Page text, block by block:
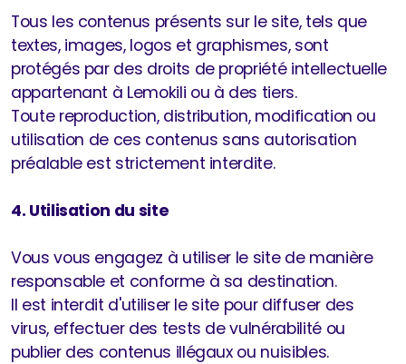
Tous les contenus présents sur le site, tels que
textes, images, logos et graphismes, sont
protégés par des droits de propriété intellectuelle
appartenant à Lemokili ou à des tiers.
Toute reproduction, distribution, modification ou
utilisation de ces contenus sans autorisation
préalable est strictement interdite.​
4. Utilisation du site
Vous vous engagez à utiliser le site de manière
responsable et conforme à sa destination.
Il est interdit d'utiliser le site pour diffuser des
virus, effectuer des tests de vulnérabilité ou
publier des contenus illégaux ou nuisibles.​